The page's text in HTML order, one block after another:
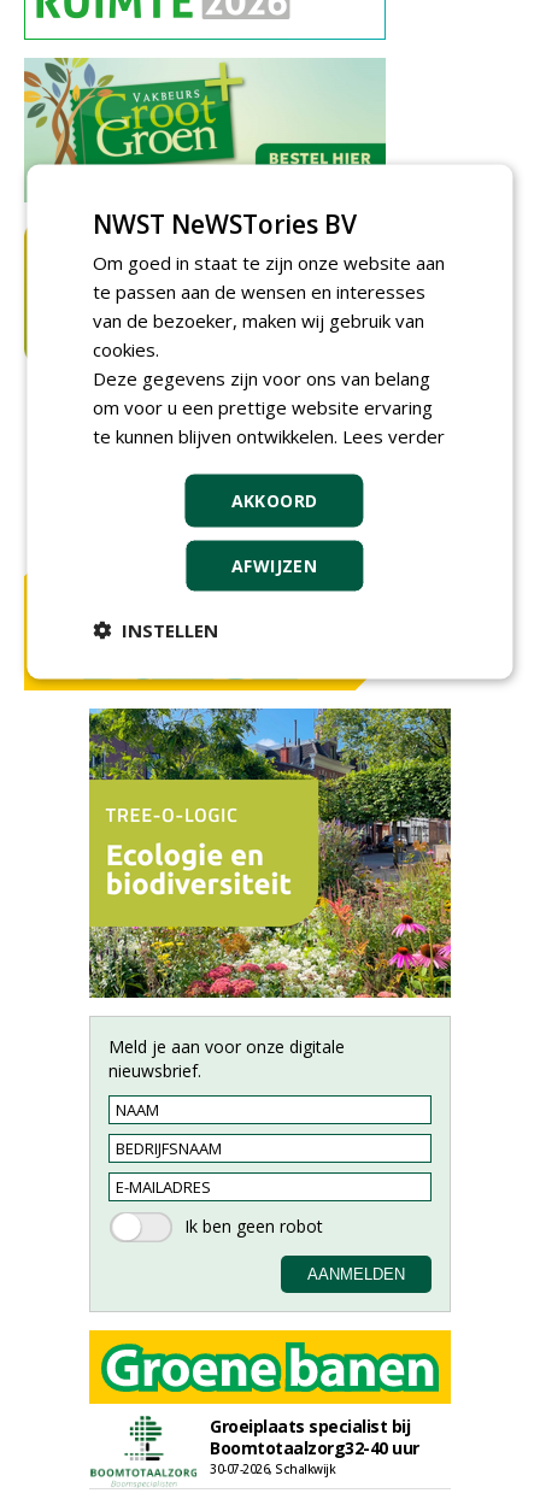
Meld je aan voor onze digitale
nieuwsbrief.
Groeiplaats specialist bij
Boomtotaalzorg32-40 uur
30-07-2026, Schalkwijk
NWST NeWSTories BV
Om goed in staat te zijn onze website aan
te passen aan de wensen en interesses
van de bezoeker, maken wij gebruik van
cookies.
Deze gegevens zijn voor ons van belang
om voor u een prettige website ervaring
te kunnen blijven ontwikkelen. Lees verder
AKKOORD
AFWIJZEN
INSTELLEN